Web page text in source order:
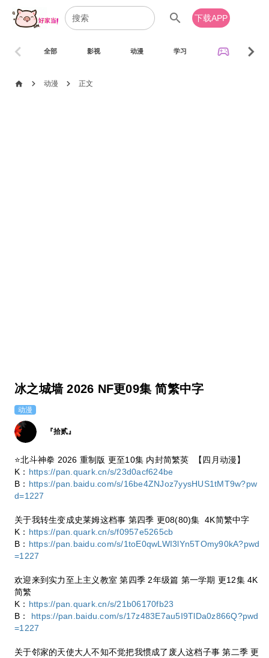
search 下载APP
全部 影视 动漫 学习 sports_esports
chevron_left chevron_right
home chevron_right 动漫 chevron_right 正文
冰之城墙 2026 NF更09集 简繁中字
动漫
『拾贰』
⭐北斗神拳 2026 重制版 更至10集 内封简繁英 【四月动漫】
K： https://pan.quark.cn/s/23d0acf624be
B： https://pan.baidu.com/s/16be4ZNJoz7yysHUS1tMT9w?pw
d=1227
关于我转生变成史莱姆这档事 第四季 更08(80)集 4K简繁中字
K： https://pan.quark.cn/s/f0957e5265cb
B： https://pan.baidu.com/s/1toE0qwLWI3lYn5TOmy90kA?pwd
=1227
欢迎来到实力至上主义教室 第四季 2年级篇 第一学期 更12集 4K
简繁
K： https://pan.quark.cn/s/21b06170fb23
B： https://pan.baidu.com/s/17z483E7au5I9TlDa0z866Q?pwd
=1227
关于邻家的天使大人不知不觉把我惯成了废人这档子事 第二季 更